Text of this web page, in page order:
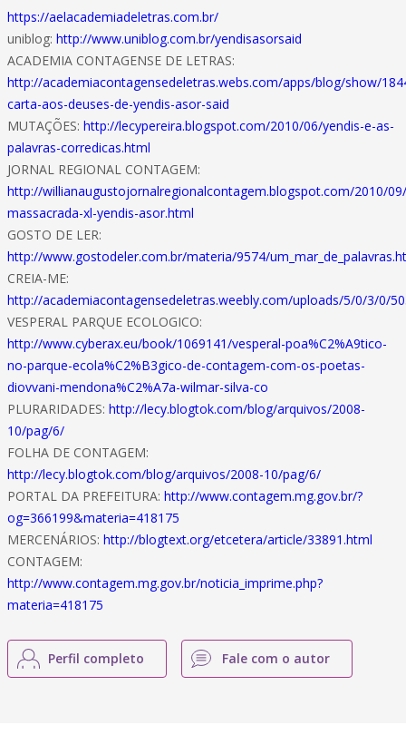
https://aelacademiadeletras.com.br/
uniblog: http://www.uniblog.com.br/yendisasorsaid
ACADEMIA CONTAGENSE DE LETRAS:
http://academiacontagensedeletras.webs.com/apps/blog/show/
carta-aos-deuses-de-yendis-asor-said
MUTAÇÕES: http://lecypereira.blogspot.com/2010/06/yendis-e-as-
palavras-corredicas.html
JORNAL REGIONAL CONTAGEM:
http://willianaugustojornalregionalcontagem.blogspot.com/2010/
massacrada-xl-yendis-asor.html
GOSTO DE LER:
http://www.gostodeler.com.br/materia/9574/
CREIA-ME:
http://academiacontagensedeletras.weebly.com/uploads/5/0/3/0/
VESPERAL PARQUE ECOLOGICO:
http://www.cyberax.eu/book/1069141/vesperal-poa%C2%A9tico-
no-parque-ecola%C2%B3gico-de-contagem-com-os-poetas-
diovvani-mendona%C2%A7a-wilmar-silva-co
PLURARIDADES: http://lecy.blogtok.com/blog/arquivos/2008-
10/pag/6/
FOLHA DE CONTAGEM:
http://lecy.blogtok.com/blog/arquivos/2008-10/pag/6/
PORTAL DA PREFEITURA: http://www.contagem.mg.gov.br/?
og=366199&materia=418175
MERCENÁRIOS: http://blogtext.org/etcetera/article/33891.html
CONTAGEM:
http://www.contagem.mg.gov.br/noticia_imprime.php?
materia=418175
Perfil completo Fale com o autor